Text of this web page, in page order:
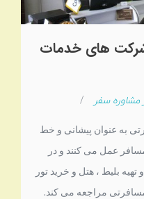
شرکت های خدمات
سفر /
به عنوان پیشانی و خط
عمل می کنند و در
بلیط ، هتل و خرید تور
مراجعه می کند.